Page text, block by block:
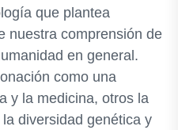
que plantea
nuestra comprensión de
en general.
como una
y la medicina, otros la
diversidad genética y